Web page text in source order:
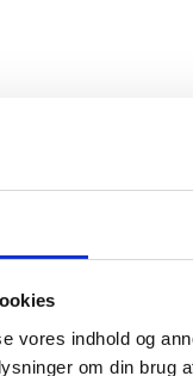
vores indhold og
om din brug